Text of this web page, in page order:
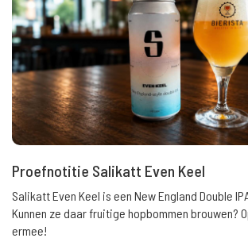
Proefnotitie Salikatt Even Keel
Salikatt Even Keel is een New England Double
Kunnen ze daar fruitige hopbommen brouwen?
ermee!